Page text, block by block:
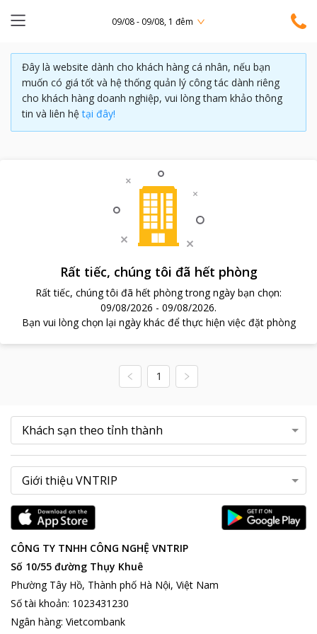
09/08 - 09/08, 1 đêm
Đây là website dành cho khách hàng cá nhân, nếu bạn
muốn có giá tốt và hệ thống quản lý công tác dành riêng
cho khách hàng doanh nghiệp, vui lòng tham khảo thông
tin và liên hệ tại đây!
Rất tiếc, chúng tôi đã hết phòng
Rất tiếc, chúng tôi đã hết phòng trong ngày bạn chọn:
09/08/2026 - 09/08/2026.
Bạn vui lòng chọn lại ngày khác để thực hiện việc đặt phòng
1
CÔNG TY TNHH CÔNG NGHỆ VNTRIP
Số 10/55 đường Thụy Khuê
Phường Tây Hồ, Thành phố Hà Nội, Việt Nam
Số tài khoản: 1023431230
Ngân hàng: Vietcombank